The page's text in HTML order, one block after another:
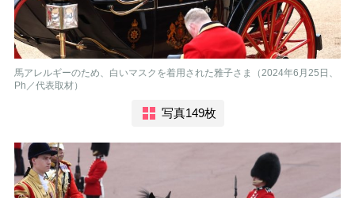
馬アレルギーのため、白いマスクを着用された雅子さま（2024年6月25日、
Ph／代表取材）
写真149枚